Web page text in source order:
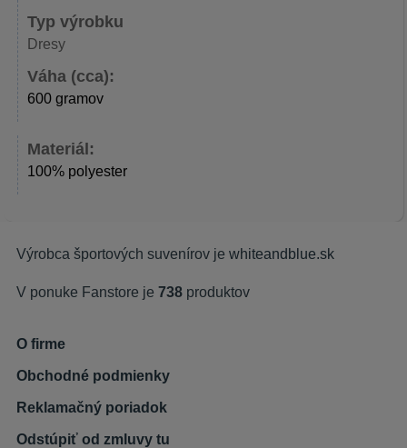
Typ výrobku
Dresy
Váha (cca):
600 gramov
Materiál:
100% polyester
Výrobca športových suvenírov je whiteandblue.sk
V ponuke Fanstore je 738 produktov
O firme
Obchodné podmienky
Reklamačný poriadok
Odstúpiť od zmluvy tu